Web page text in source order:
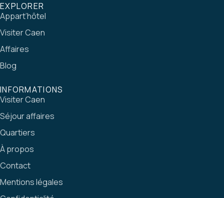
EXPLORER
Appart’hôtel
Visiter Caen
Affaires
Blog
INFORMATIONS
Visiter Caen
Séjour affaires
Quartiers
À propos
Contact
Mentions légales